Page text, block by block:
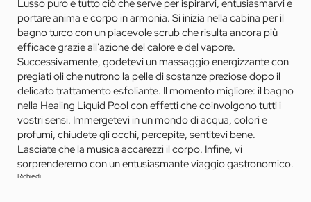
Lusso puro e tutto ciò che serve per ispirarvi, entusiasmarvi e
portare anima e corpo in armonia. Si inizia nella cabina per il
bagno turco con un piacevole scrub che risulta ancora più
efficace grazie all’azione del calore e del vapore.
Successivamente, godetevi un massaggio energizzante con
pregiati oli che nutrono la pelle di sostanze preziose dopo il
delicato trattamento esfoliante. Il momento migliore: il bagno
nella Healing Liquid Pool con effetti che coinvolgono tutti i
vostri sensi. Immergetevi in un mondo di acqua, colori e
profumi, chiudete gli occhi, percepite, sentitevi bene.
Lasciate che la musica accarezzi il corpo. Infine, vi
sorprenderemo con un entusiasmante viaggio gastronomico.
Richiedi